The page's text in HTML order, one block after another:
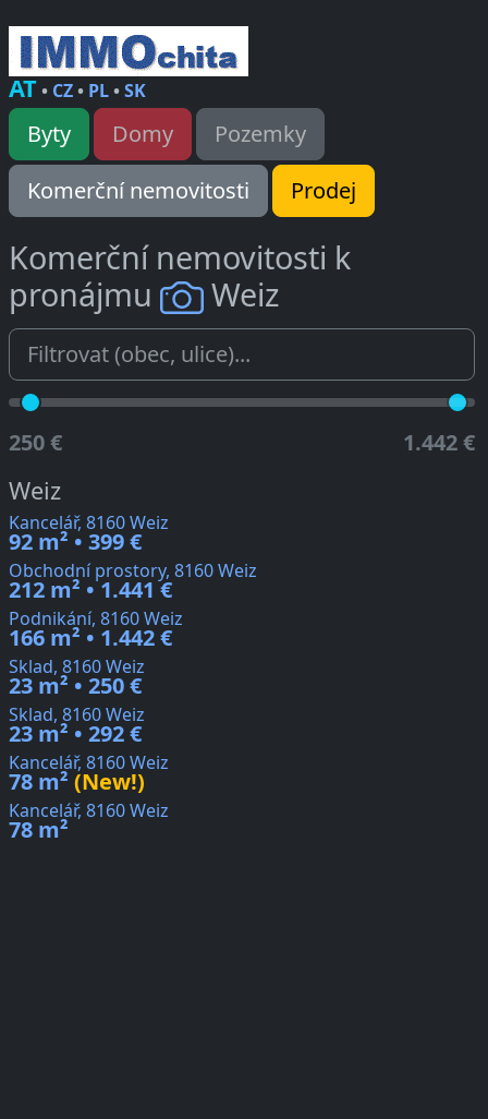
AT• CZ• PL•SK
Byty Domy
Pozemky
Komerční nemovitosti
Prodej
Komerční nemovitosti k
pronájmu
Weiz
250 € 1.442 €
Weiz
Kancelář, 8160 Weiz
92 m² • 399 €
Obchodní prostory, 8160 Weiz
212 m² • 1.441 €
Podnikání, 8160 Weiz
166 m² • 1.442 €
Sklad, 8160 Weiz
23 m² • 250 €
Sklad, 8160 Weiz
23 m² • 292 €
Kancelář, 8160 Weiz
78 m² (New!)
Kancelář, 8160 Weiz
78 m²